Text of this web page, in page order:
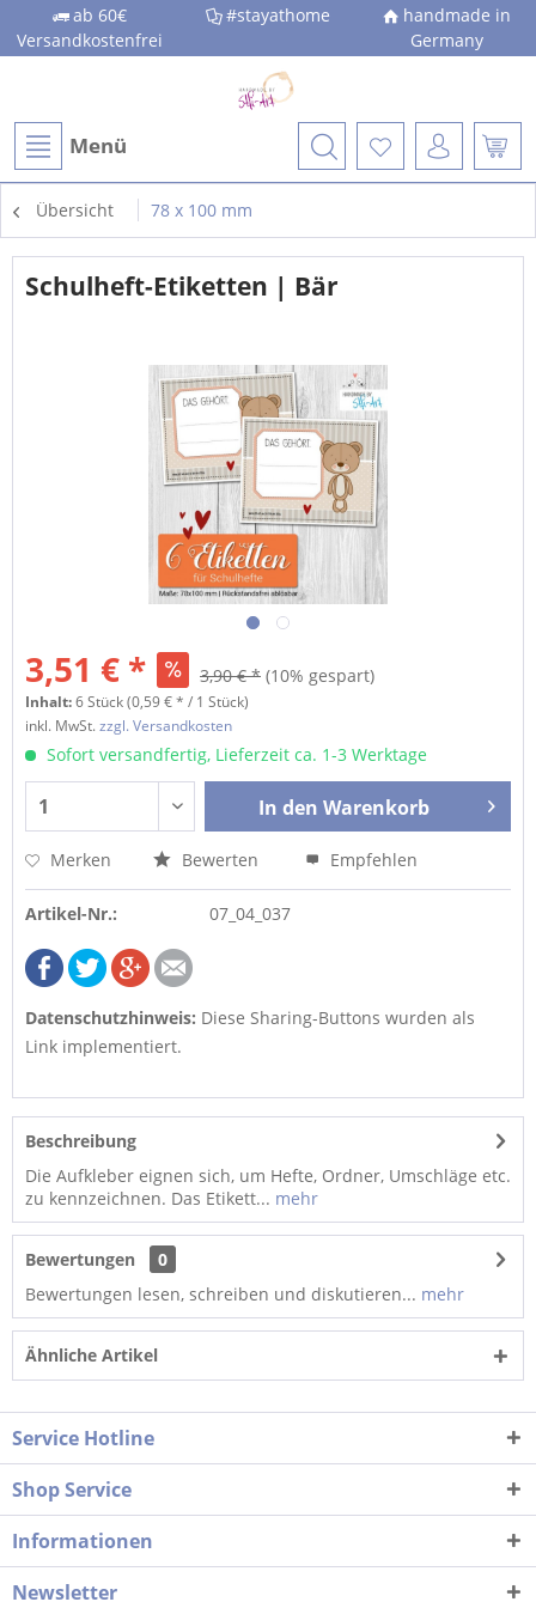
ab 60€
Versandkostenfrei
#stayathome
handmade in
Germany
Menü
Übersicht 78 x 100 mm
Schulheft-Etiketten | Bär
3,51 € * 3,90 € * (10% gespart)
Inhalt:6 Stück (0,59 € * / 1 Stück)
inkl. MwSt.zzgl. Versandkosten
Sofort versandfertig, Lieferzeit ca. 1-3 Werktage
In den Warenkorb
Merken Bewerten Empfehlen
Artikel-Nr.: 07_04_037
Datenschutzhinweis: Diese Sharing-Buttons wurden als
Link implementiert.
Beschreibung
Die Aufkleber eignen sich, um Hefte, Ordner, Umschläge etc.
zu kennzeichnen. Das Etikett... mehr
Bewertungen
0
Bewertungen lesen, schreiben und diskutieren... mehr
Ähnliche Artikel
Service Hotline
Shop Service
Informationen
Newsletter